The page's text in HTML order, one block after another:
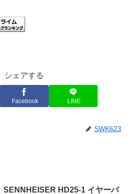
シェアする
Facebook LINE
SWK623
SENNHEISER HD25-1 イヤーパ